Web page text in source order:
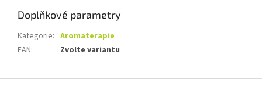
Doplňkové parametry
Kategorie: Aromaterapie
EAN: Zvolte variantu